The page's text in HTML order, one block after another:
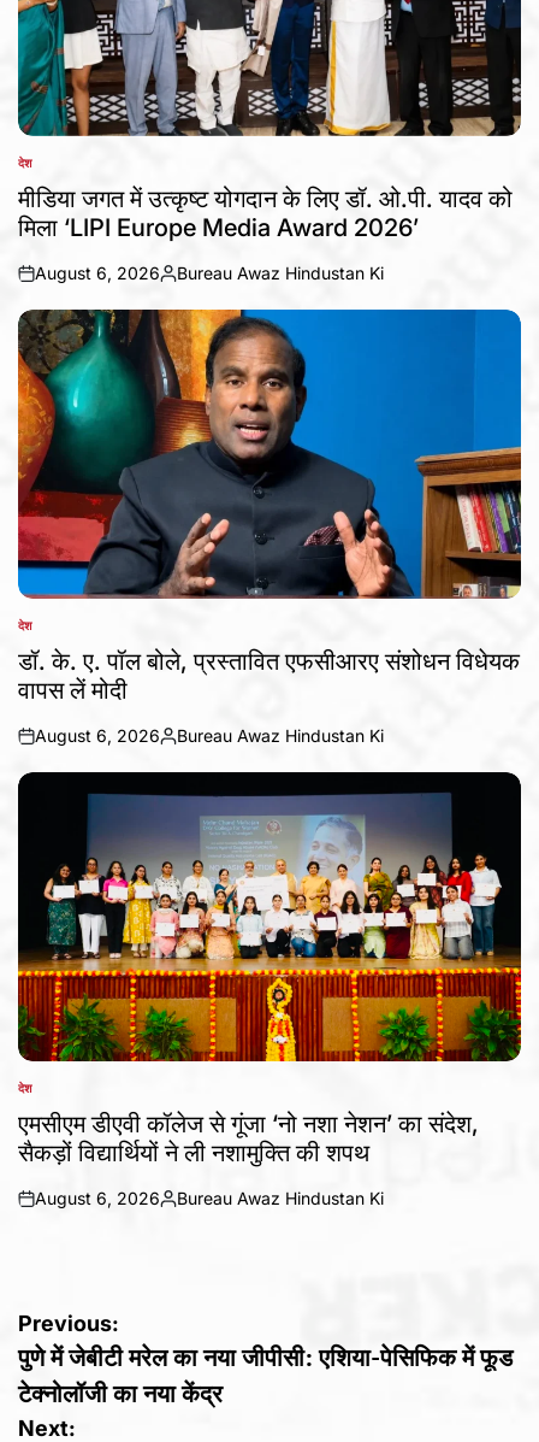
POSTED
IN
देश
मीडिया जगत में उत्कृष्ट योगदान के लिए डॉ. ओ.पी. यादव को
मिला ‘LIPI Europe Media Award 2026’
on
August 6, 2026
Posted
by
Bureau Awaz Hindustan Ki
POSTED
देश
डॉ. के. ए. पॉल बोले, प्रस्तावित एफसीआरए संशोधन विधेयक
वापस लें मोदी
on
August 6, 2026
Posted
by
Bureau Awaz Hindustan Ki
POSTED
देश
एमसीएम डीएवी कॉलेज से गूंजा ‘नो नशा नेशन’ का संदेश,
सैकड़ों विद्यार्थियों ने ली नशामुक्ति की शपथ
on
August 6, 2026
Posted
Bureau Awaz Hindustan Ki
Post
navigation
Previous:
पुणे में जेबीटी मरेल का नया जीपीसी: एशिया-पेसिफिक में फूड
टेक्नोलॉजी का नया केंद्र
Next: